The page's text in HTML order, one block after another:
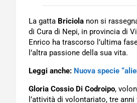
La gatta Briciola non si
di Cura di Nepi, in provincia di
Enrico ha trascorso l’ultima
l’altra passione della sua vita.
Leggi anche: Nuova specie
Gloria Cossio Di Codroipo,
l’attività di volontariato, tre